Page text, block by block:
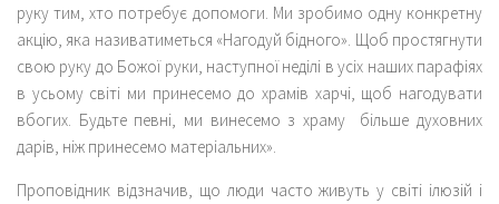
руку тим, хто потребує допомоги. Ми зробимо одну конкретну
акцію, яка називатиметься «Нагодуй бідного». Щоб простягнути
свою руку до Божої руки, наступної неділі в усіх наших парафіях
в усьому світі ми принесемо до храмів харчі, щоб нагодувати
вбогих. Будьте певні, ми винесемо з храму більше духовних
дарів, ніж принесемо матеріальних».
Проповідник відзначив, що люди часто живуть у світі ілюзій і